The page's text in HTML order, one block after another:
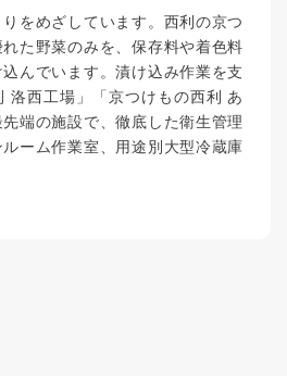
をめざしています。西利の京つ
た野菜のみを、保存料や着色料
んでいます。漬け込み作業を支
洛西工場」「京つけもの西利 あ
端の施設で、徹底した衛生管理
ーム作業室、用途別大型冷蔵庫